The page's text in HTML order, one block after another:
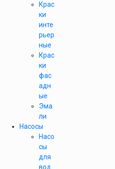
Крас
ки
инте
рьер
ные
Крас
ки
фас
адн
ые
Эма
ли
Насосы
Насо
сы
для
вод